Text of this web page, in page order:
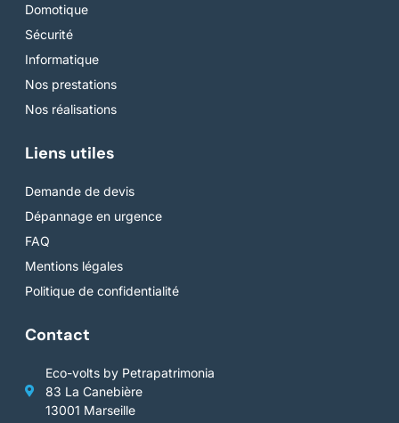
Domotique
Sécurité
Informatique
Nos prestations
Nos réalisations
Liens utiles
Demande de devis
Dépannage en urgence
FAQ
Mentions légales
Politique de confidentialité
Contact
Eco-volts by Petrapatrimonia
83 La Canebière
13001 Marseille